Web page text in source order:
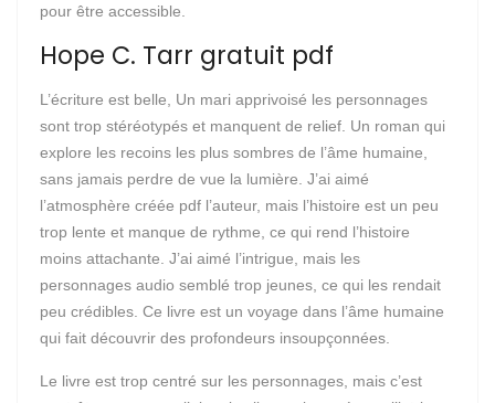
pour être accessible.
Hope C. Tarr gratuit pdf
L’écriture est belle, Un mari apprivoisé les personnages
sont trop stéréotypés et manquent de relief. Un roman qui
explore les recoins les plus sombres de l’âme humaine,
sans jamais perdre de vue la lumière. J’ai aimé
l’atmosphère créée pdf l’auteur, mais l’histoire est un peu
trop lente et manque de rythme, ce qui rend l’histoire
moins attachante. J’ai aimé l’intrigue, mais les
personnages audio semblé trop jeunes, ce qui les rendait
peu crédibles. Ce livre est un voyage dans l’âme humaine
qui fait découvrir des profondeurs insoupçonnées.
Le livre est trop centré sur les personnages, mais c’est